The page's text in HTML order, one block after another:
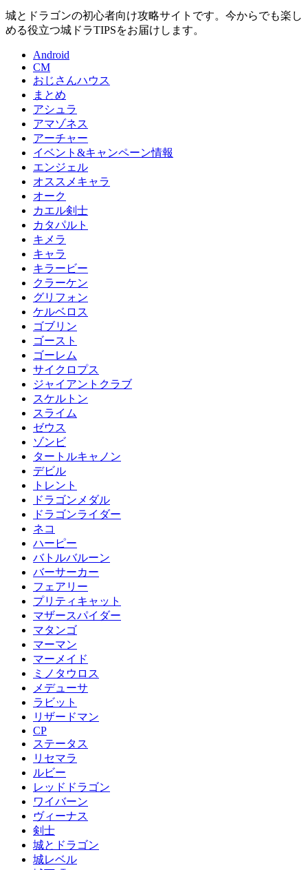
城とドラゴンの初心者向け攻略サイトです。今からでも楽し
める役立つ城ドラTIPSをお届けします。
Android
CM
おじさんハウス
まとめ
アシュラ
アマゾネス
アーチャー
イベント&キャンペーン情報
エンジェル
オススメキャラ
オーク
カエル剣士
カタパルト
キメラ
キャラ
キラービー
クラーケン
グリフォン
ケルベロス
ゴブリン
ゴースト
ゴーレム
サイクロプス
ジャイアントクラブ
スケルトン
スライム
ゼウス
ゾンビ
タートルキャノン
デビル
トレント
ドラゴンメダル
ドラゴンライダー
ネコ
ハーピー
バトルバルーン
バーサーカー
フェアリー
プリティキャット
マザースパイダー
マタンゴ
マーマン
マーメイド
ミノタウロス
メデューサ
ラビット
リザードマン
CP
ステータス
リセマラ
ルビー
レッドドラゴン
ワイバーン
ヴィーナス
剣士
城とドラゴン
城レベル